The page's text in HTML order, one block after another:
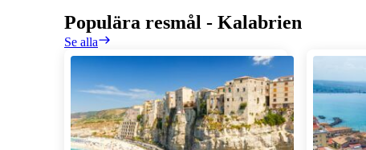
Populära resmål - Kalabrien
Se alla